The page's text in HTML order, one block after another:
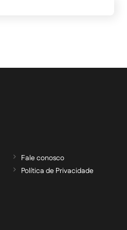
Fale conosco
Política de Privacidade